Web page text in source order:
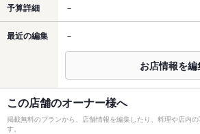
予算詳細 －
最近の編集 －
お店情報を編
この店舗のオーナー様へ
掲載無料のプランから、店舗情報を編集したり、料理や店内
す。